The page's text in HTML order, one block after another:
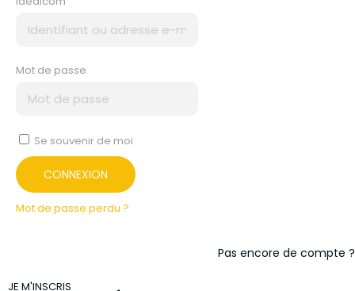
Mot de passe
Se souvenir de moi
CONNEXION
Mot de passe perdu ?
Pas encore de compte ?
JE M'INSCRIS